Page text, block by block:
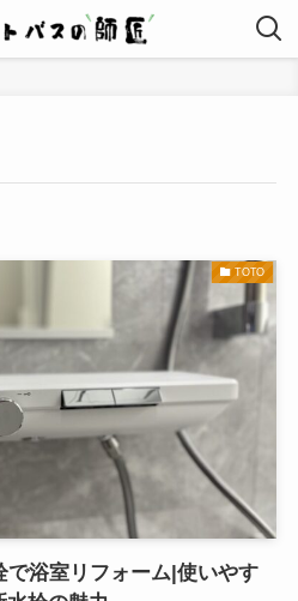
TOTO
で浴室リフォーム|使いやす